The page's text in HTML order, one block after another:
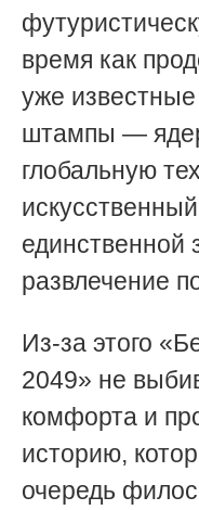
время как
уже
штампы —
глобальную
единственной
развлечение
Из-за этого
2049» не
комфорта и
историю,
очередь